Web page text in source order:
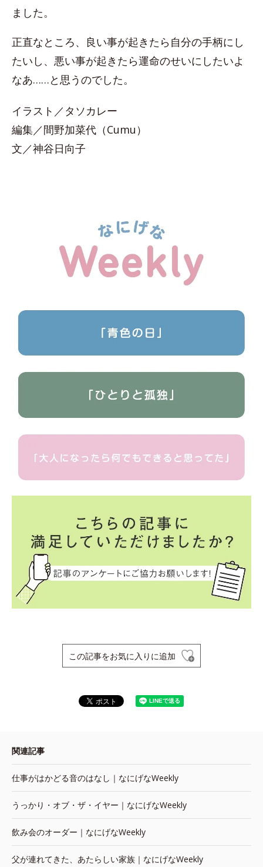
ました。
正直なところ、良い事が起きたら自分の手柄にし
たいし、悪い事が起きたら運命のせいにしたいよ
なあ……と思うのでした。
イラスト／タソカレー
編集／間野加菜代（Cumu）
文／神谷日向子
この記事をお気に入りに追加
関連記事
仕事がはかどる音のはなし｜なにげなWeekly
うっかり・オブ・ザ・イヤー｜なにげなWeekly
飲み会のオーダー｜なにげなWeekly
父が連れてきた、あたらしい家族｜なにげなWeekly